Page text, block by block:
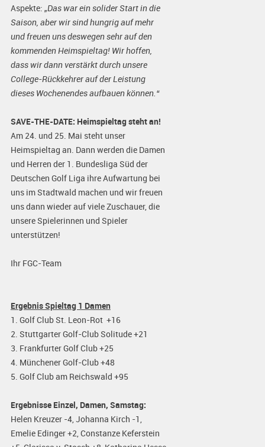
Aspekte: „Das war ein solider Start in die
Saison, aber wir sind hungrig auf mehr
und freuen uns deswegen sehr auf den
kommenden Heimspieltag! Wir hoffen,
dass wir dann verstärkt durch unsere
College-Rückkehrer auf der Leistung
dieses Wochenendes aufbauen können.“
SAVE-THE-DATE: Heimspieltag steht an!
Am 24. und 25. Mai steht unser
Heimspieltag an. Dann werden die Damen
und Herren der 1. Bundesliga Süd der
Deutschen Golf Liga ihre Aufwartung bei
uns im Stadtwald machen und wir freuen
uns dann wieder auf viele Zuschauer, die
unsere Spielerinnen und Spieler
unterstützen!
Ihr FGC-Team
Ergebnis Spieltag 1 Damen
1. Golf Club St. Leon-Rot +16
2. Stuttgarter Golf-Club Solitude +21
3. Frankfurter Golf Club +25
4. Münchener Golf-Club +48
5. Golf Club am Reichswald +95
Ergebnisse Einzel, Damen, Samstag:
Helen Kreuzer -4, Johanna Kirch -1,
Emelie Edinger +2, Constanze Keferstein